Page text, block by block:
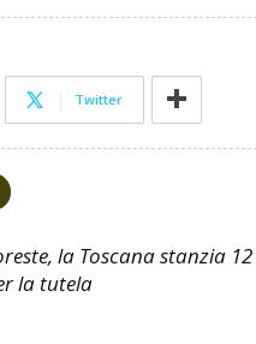
Twitter
la Toscana stanzia
la tutela